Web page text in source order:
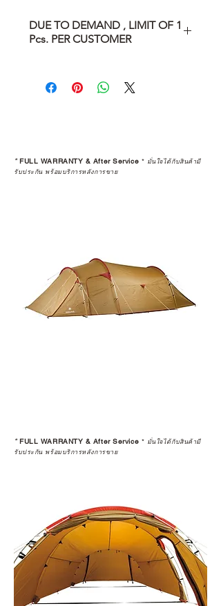
DUE TO DEMAND , LIMIT OF 1
Pcs. PER CUSTOMER
Pcs. PER CUSTOMER
จำกัดจำนวนการซื้อ ตามเงื่อนไขของ
*FULL WARRANTY & After Service * มั่นใจได้กับสินค้ามี
รับประกัน พร้อมบริการหลังการขาย
*FULL WARRANTY & After Service * มั่นใจได้กับสินค้ามี
รับประกัน พร้อมบริการหลังการขาย